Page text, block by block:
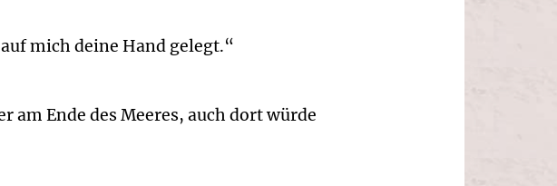
mich deine Hand gelegt.“
am Ende des Meeres, auch dort würde